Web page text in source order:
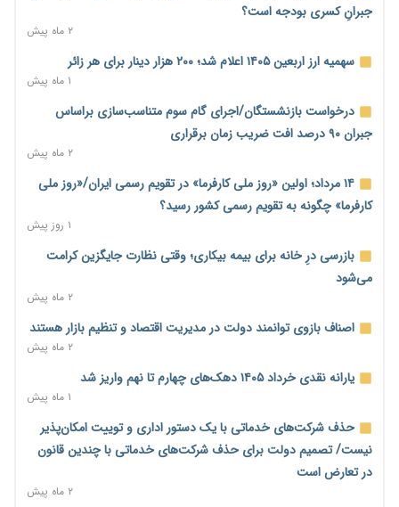
نماینده مجلس: توسعه مرزهای زمینی به راهبرد تأمین کالاهای
اساسی تبدیل شود
۱ روز پیش
خانه کارگر قزوین: شکاف دستمزد و هزینه معیشت هر روز عمیق‌تر
می‌شود
۱ روز پیش
رئیس سازمان امور مالیاتی: بلاگرهای پردرآمد مشمول پرداخت
مالیات هستند
۱ روز پیش
پیش‌بینی افزایش تولید برنج؛ نیاز وارداتی کشور به ۵۰۰ هزار تن
کاهش می‌یابد
۱ روز پیش
امضای تفاهم‌نامه تجاری ایران و پاکستان؛ هدف‌گذاری تجارت ۱۰
اختیارات جدید گمرکات برای تمدید ورود موقت کالا و خودرو تا
پایان شهریور ابلاغ شد
۱ روز پیش
جبرانِ کسری بودجه است؟
۲ ماه پیش
سهمیه ارز اربعین ۱۴۰۵ اعلام شد؛ ۲۰۰ هزار دینار برای هر زائر
۱ ماه پیش
درخواست بازنشستگان/اجرای گام سوم متناسب‌سازی براساس
جبران ۹۰ درصد افت ضریب زمان برقراری
۲ ماه پیش
۱۴ مرداد؛ اولین «روز ملی کارفرما» در تقویم رسمی ایران/«روز ملی
کارفرما» چگونه به تقویم رسمی کشور رسید؟
۱ روز پیش
بازرسی درِ خانه برای بیمه بیکاری؛ وقتی نظارت جایگزین کرامت
می‌شود
۲ ماه پیش
اصناف بازوی توانمند دولت در مدیریت اقتصاد و تنظیم بازار هستند
۲ ماه پیش
یارانه نقدی خرداد ۱۴۰۵ دهک‌های چهارم تا نهم واریز شد
۱ ماه پیش
حذف شرکت‌های خدماتی با یک دستور اداری و توییت امکان‌پذیر
نیست/ تصمیم دولت برای حذف شرکت‌های خدماتی با چندین قانون
در تعارض است
۲ ماه پیش